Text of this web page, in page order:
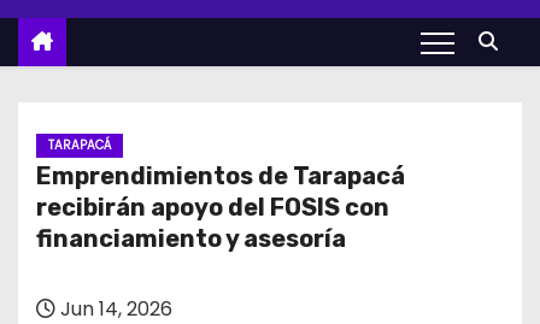
TARAPACÁ
Emprendimientos de Tarapacá
recibirán apoyo del FOSIS con
financiamiento y asesoría
Jun 14, 2026